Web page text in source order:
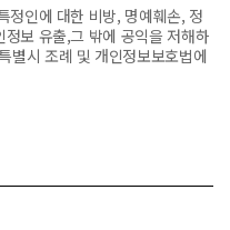
정인에 대한 비방, 명예훼손, 정
보 유출,그 밖에 공익을 저해하
별시 조례 및 개인정보보호법에